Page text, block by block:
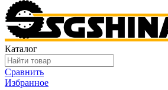
Каталог
Сравнить
Избранное